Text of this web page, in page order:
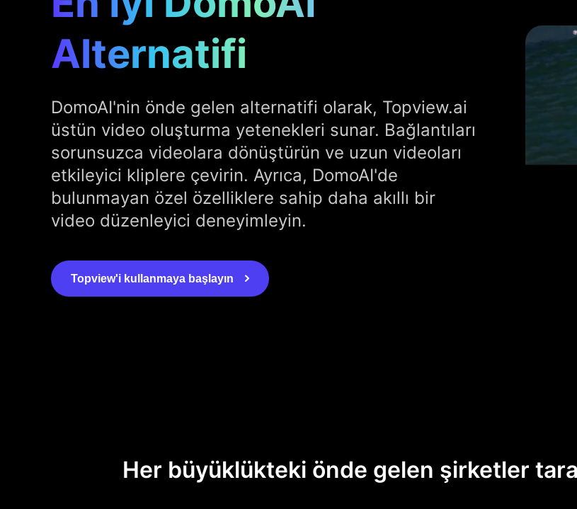
Alternatifi
DomoAI'nin önde gelen alternatifi olarak, Topview.ai
üstün video oluşturma yetenekleri sunar. Bağlantıları
sorunsuzca videolara dönüştürün ve uzun videoları
etkileyici kliplere çevirin. Ayrıca, DomoAI'de
bulunmayan özel özelliklere sahip daha akıllı bir
video düzenleyici deneyimleyin.
Topview'i kullanmaya başlayın
Her büyüklükteki önde gelen şirketler